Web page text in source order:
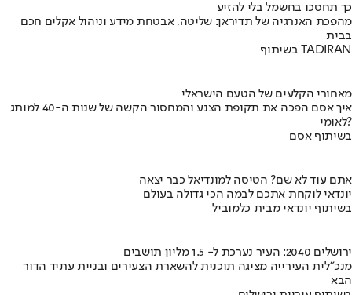
כך תחסכו בחשמל בלי להזיע
מהפכת האנרגיה של תדיראן: שליטה, אבטחת מידע וניהול אקלים חכם
בבית
בשיתוף TADIRAN
מאחורי הקלעים של הטעם הישראלי
איך אסם הפכה את תקופת הצנע והמחסור הקשה של שנות ה-40 למותג
לאומי?
בשיתוף אסם
אתם עוד לא שם? הטיסה למונדיאל כבר יצאה
יונדאי לוקחת אתכם לבמה הכי גדולה בעולם
בשיתוף יונדאי מבית כלמוביל
ירושלים 2040: העיר נערכת ל- 1.5 מליון תושבים
מנכ"לית העירייה מציגה תוכנית להשארת הצעירים ובניית עתיד הדור
הבא